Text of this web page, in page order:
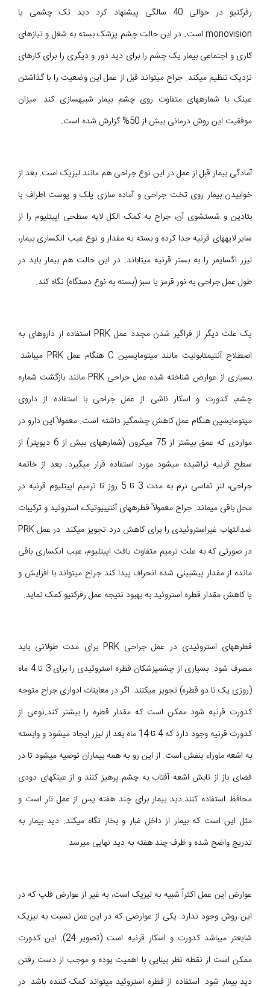
رفرکتیو در حوالی 40 سالگی پیشنهاد کرد دید تک چشمی یا
monovision است. در این حالت چشم پزشک بسته به شغل و نیازهای
کاری و اجتماعی بیمار یک چشم را برای دید دور و دیگری را برای کارهای
نزدیک تنظیم میکند. جراح میتواند قبل از عمل این وضعیت را با گذاشتن
عینک با شمارههای متفاوت روی چشم بیمار شبیهسازی کند. میزان
موفقیت این روش درمانی بیش از 50% گزارش شده است.
آمادگی بیمار قبل از عمل در این نوع جراحی هم مانند لیزیک است. بعد از
خوابیدن بیمار روی تخت جراحی و آماده سازی پلک و پوست اطراف با
بتادین و شستشوی آن، جراح به کمک الکل لایه سطحی اپیتلیوم را از
سایر لایههای قرنیه جدا کرده و بسته به مقدار و نوع عیب انکساری بیمار،
لیزر اگسایمر را به بستر قرنیه میتاباند. در این حالت هم بیمار باید در
طول عمل جراحی به نور قرمز یا سبز (بسته به نوع دستگاه) نگاه کند.
یک علت دیگر از فراگیر شدن مجدد عمل PRK استفاده از داروهای به
اصطلاح آنتیمتابولیت مانند میتومایسین C هنگام عمل PRK میباشد.
بسیاری از عوارض شناخته شده عمل جراحی PRK مانند بازگشت شماره
چشم، کدورت و اسکار ناشی از عمل جراحی با استفاده از داروی
میتومایسین هنگام عمل کاهش چشمگیر داشته است. معمولاً این دارو در
مواردی که عمق بیشتر از 75 میکرون (شمارههای بیش از 6 دیوپتر) از
سطح قرنیه تراشیده می‎شود مورد استفاده قرار میگیرد. بعد از خاتمه
جراحی، لنز تماسی نرم به مدت 3 تا 5 روز تا ترمیم اپیتلیوم قرنیه در
محل باقی میماند. جراح معمولاً قطرههای آنتیبیوتیک، استروئید و ترکیبات
ضدالتهاب غیراستروئیدی را برای کاهش درد تجویز میکند. در عمل PRK
در صورتی که به علت ترمیم متفاوت بافت اپیتلیوم، عیب انکساری باقی
مانده از مقدار پیشبینی شده انحراف پیدا کند جراح میتواند با افزایش و
یا کاهش مقدار قطره استروئید به بهبود نتیجه عمل رفرکتیو کمک نماید.
قطرههای استروئیدی در عمل جراحی PRK برای مدت طولانی باید
مصرف شود. بسیاری از چشمپزشکان قطره استروئیدی را برای 3 تا 4 ماه
(روزی یک تا دو قطره) تجویز میکنند. اگر در معاینات ادواری جراح متوجه
کدورت قرنیه شود ممکن است که مقدار قطره را بیشتر کند.نوعی از
کدورت قرنیه وجود دارد که 4 تا 14 ماه بعد از لیزر ایجاد می‎شود و وابسته
به اشعه ماوراء بنفش است. از این رو به همه بیماران توصیه می‎شود تا در
فضای باز از تابش اشعه آفتاب به چشم پرهیز کنند و از عینکهای دودی
محافظ استفاده کنند.دید بیمار برای چند هفته پس از عمل تار است و
مثل این است که بیمار از داخل غبار و بخار نگاه میکند. دید بیمار به
تدریج واضح شده و ظرف چند هفته به دید نهایی میرسد.
عوارض این عمل اکثراً شبیه به لیزیک است، به غیر از عوارض فلپ که در
این روش وجود ندارد. یکی از عوارضی که در این عمل نسبت به لیزیک
شایعتر میباشد کدورت و اسکار قرنیه است (تصویر 24). این کدورت
ممکن است از نقطه نظر بینایی با اهمیت بوده و موجب از دست رفتن
دید بیمار شود. استفاده از قطره استروئید میتواند کمک کننده باشد. در